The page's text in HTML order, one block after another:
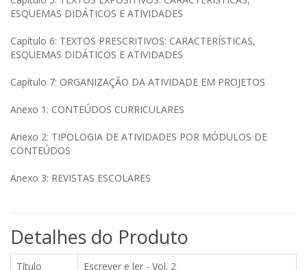
ESQUEMAS DIDÁTICOS E ATIVIDADES
Capítulo 6: TEXTOS PRESCRITIVOS: CARACTERÍSTICAS,
ESQUEMAS DIDÁTICOS E ATIVIDADES
Capítulo 7: ORGANIZAÇÃO DA ATIVIDADE EM PROJETOS
Anexo 1: CONTEÚDOS CURRICULARES
Anexo 2: TIPOLOGIA DE ATIVIDADES POR MÓDULOS DE
CONTEÚDOS
Anexo 3: REVISTAS ESCOLARES
Detalhes do Produto
Título
Escrever e ler - Vol. 2